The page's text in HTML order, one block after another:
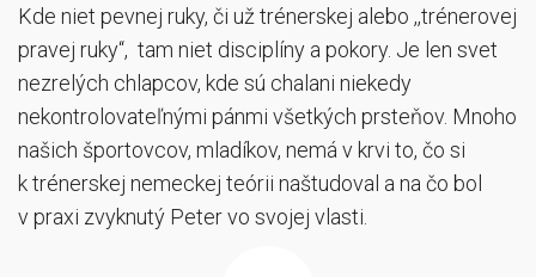
Kde niet pevnej ruky, či už trénerskej alebo ,,trénerovej
pravej ruky“, tam niet disciplíny a pokory. Je len svet
nezrelých chlapcov, kde sú chalani niekedy
nekontrolovateľnými pánmi všetkých prsteňov. Mnoho
našich športovcov, mladíkov, nemá v krvi to, čo si
k trénerskej nemeckej teórii naštudoval a na čo bol
v praxi zvyknutý Peter vo svojej vlasti.